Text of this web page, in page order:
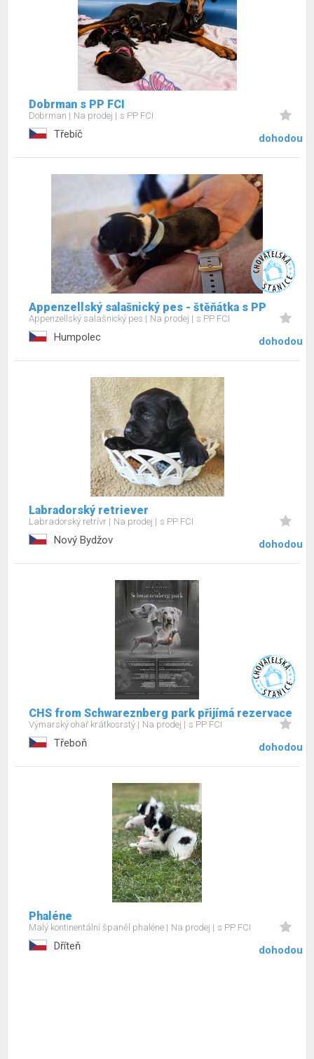
Dobrman s PP FCI
Dobrman Na prodej s PP FCI
Třebíč dohodou
Appenzellský salašnický pes - štěňátka s PP
Appenzellský salašnický pes Na prodej s PP FCI
Humpolec dohodou
Labradorský retriever
Labradorský retrívr Na prodej s PP FCI
Nový Bydžov dohodou
CHS from Schwareznberg park přijímá rezervace
Výmarský ohař krátkosrstý Na prodej s PP FCI
Třeboň dohodou
Phaléne
Malý kontinentální španěl phaléne Na prodej s PP FCI
Dříteň dohodou